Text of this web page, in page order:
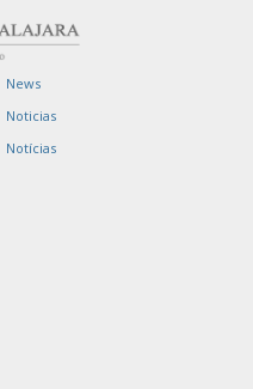
News
Noticias
Notícias